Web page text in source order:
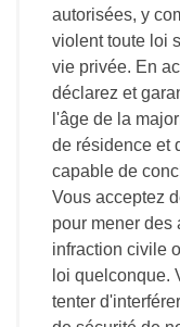
autorisées, y
violent toute loi
vie privée. En
déclarez et
l'âge de la
de résidence et
capable de
Vous acceptez
pour mener des
infraction civile
loi quelconque.
tenter